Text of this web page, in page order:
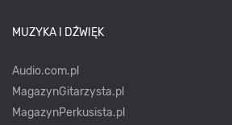
MUZYKA I DŹWIĘK
Audio.com.pl
MagazynGitarzysta.pl
MagazynPerkusista.pl